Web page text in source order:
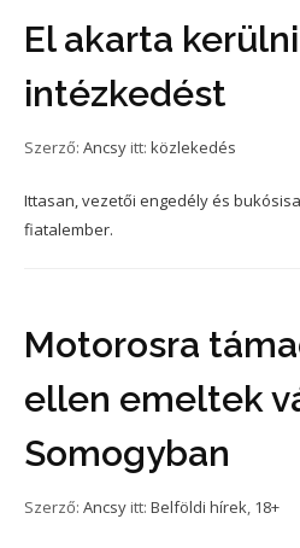
El akarta
intézkedést
Szerző: Ancsy itt: közlekedés
Ittasan, vezetői engedély és
fiatalember.
Motorosra
ellen emeltek
Somogyban
Szerző: Ancsy itt: Belföldi hírek, 18+